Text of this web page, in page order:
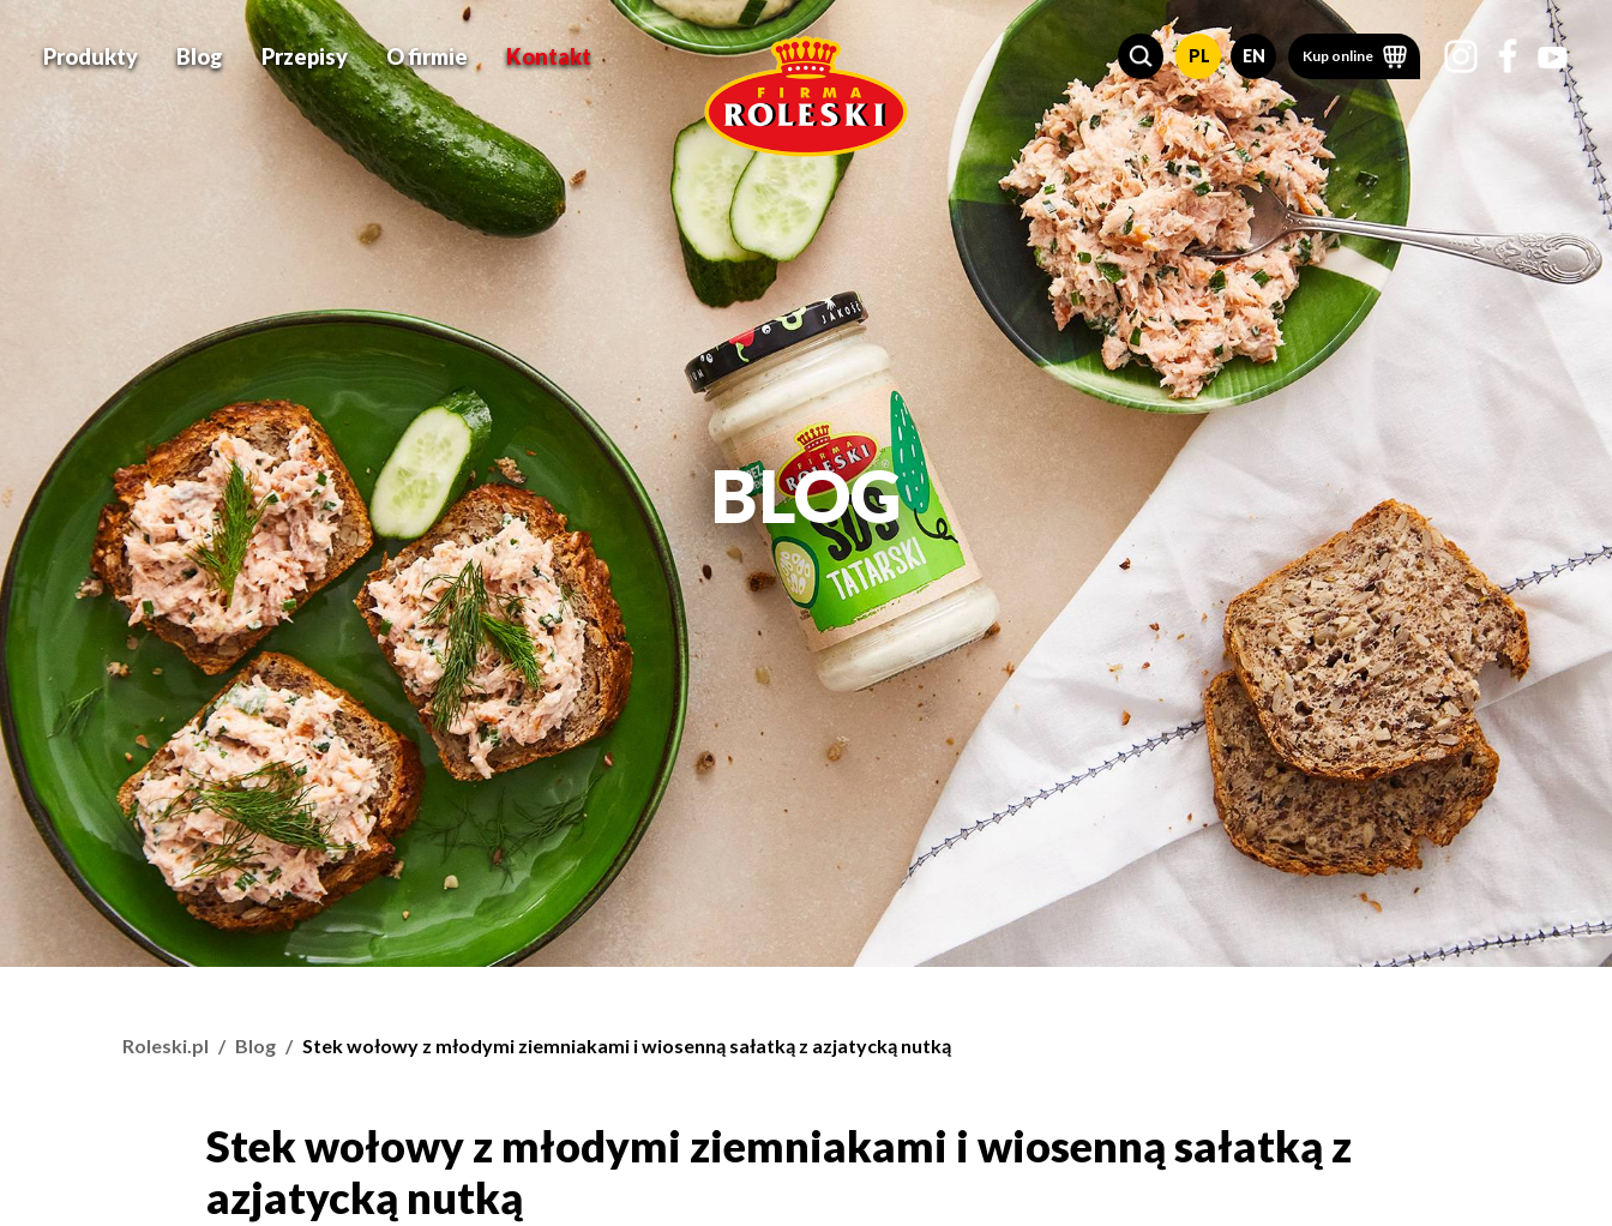
Produkty Blog Przepisy O firmie Kontakt PL EN Kup online
BLOG
Roleski.pl Blog Stek wołowy z młodymi ziemniakami i wiosenną sałatką z azjatycką nutką
Stek wołowy z młodymi ziemniakami i wiosenną sałatką z
Stek wołowy z młodymi ziemniakami i wiosenną sałatką z
azjatycką nutką